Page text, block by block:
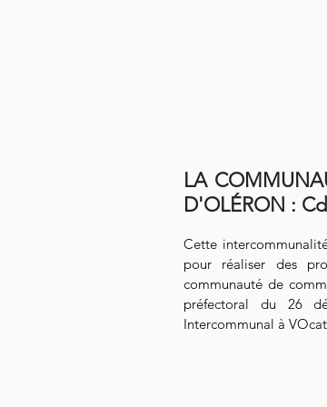
LA
D'OLÉRON :
Cette
pour réaliser des
communauté de
préfectoral du 26
Intercommunal à